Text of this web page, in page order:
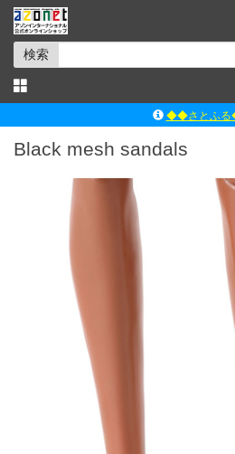
検索
◆◆さとふ
ｱｿﾞﾝﾚｰﾍﾞﾙｼｮｯﾌﾟ楽
ｱｿﾞﾝｵﾝﾗｲﾝｼｮｯ
よくあるご質問
Black mesh sandals